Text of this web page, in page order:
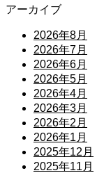
アーカイブ
2026年8月
2026年7月
2026年6月
2026年5月
2026年4月
2026年3月
2026年2月
2026年1月
2025年12月
2025年11月